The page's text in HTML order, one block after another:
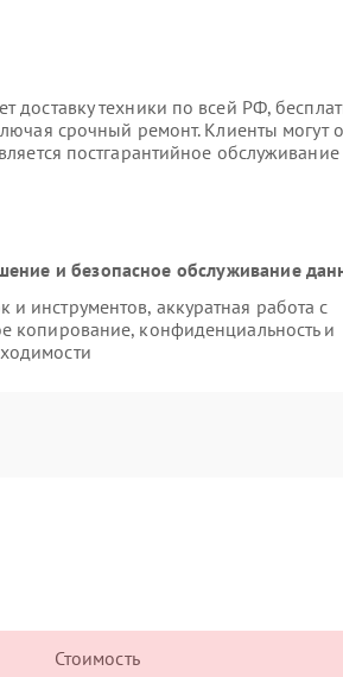
доставку техники по всей РФ,
срочный ремонт. Клиенты могут
постгарантийное
и безопасное обслуживание
инструментов, аккуратная работа с
копирование, конфиденциальность и
Стоимость